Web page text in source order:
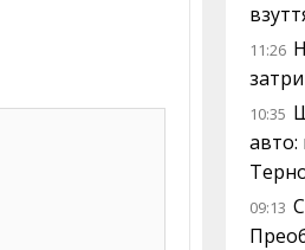
11:26
10:35
авто:
09:13